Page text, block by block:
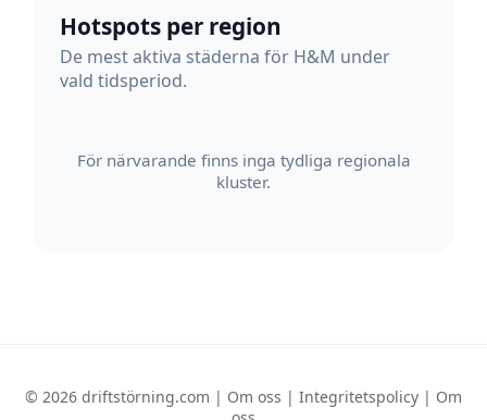
Hotspots per region
De mest aktiva städerna för H&M under
vald tidsperiod.
För närvarande finns inga tydliga regionala
kluster.
© 2026 driftstörning.com | Om oss | Integritetspolicy | Om